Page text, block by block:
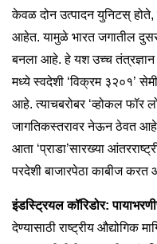
केवळ दोन उत्पादन युनिटस्
आहेत. यामुळे भारत जगातील
बनला आहे. हे यश उच्च तंत्रज्ञान
मध्ये स्वदेशी ‘विक्रम ३२०१’
आहे. त्याचबरोबर ‘व्होकल फॉर
जागतिकस्तरावर नेऊन ठेवत आहे.
आता ‘प्राडा’सारख्या
परदेशी बाजारपेठा काबीज
इंडस्ट्रियल कॉरिडोर:
देण्यासाठी राष्ट्रीय औद्योगिक